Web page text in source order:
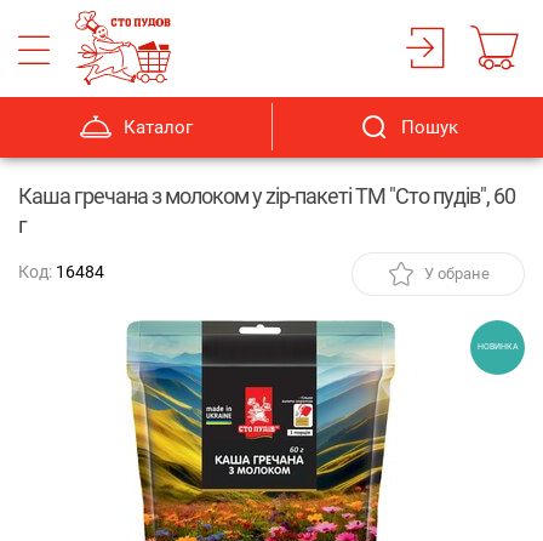
Каталог Пошук
Каша гречана з молоком у zip-пакеті ТМ "Сто пудів", 60
г
У обране
Код: 16484
НОВИНКА